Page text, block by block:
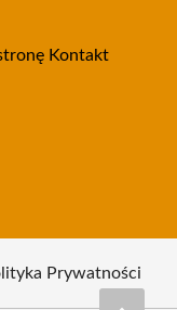
Kontakt
Prywatności